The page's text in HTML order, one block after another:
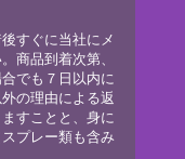
すぐに当社にメ
商品到着次第、
でも７日以内に
の理由による返
すことと、身に
プレー類も含み